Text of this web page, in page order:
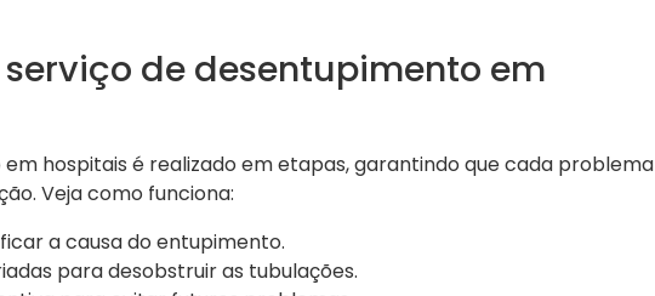
de desentupimento em
hospitais é realizado em etapas, garantindo que cada problema
Veja como funciona:
a causa do entupimento.
para desobstruir as tubulações.